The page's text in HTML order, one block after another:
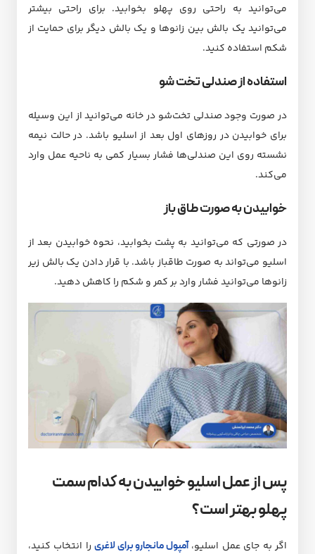
می‌توانید به راحتی روی پهلو بخوابید. برای راحتی بیشتر
می‌توانید یک بالش بین زانوها و یک بالش دیگر برای حمایت از
شکم استفاده کنید.
استفاده از صندلی تخت شو
در صورت وجود صندلی تخت‌شو در خانه می‌توانید از این وسیله
برای خوابیدن در روزهای اول بعد از اسلیو باشد. در حالت نیمه
نشسته روی این صندلی‌ها فشار بسیار کمی به ناحیه عمل وارد
می‌کند.
خوابیدن به صورت طاق باز
در صورتی که می‌توانید به پشت بخوابید، نحوه خوابیدن بعد از
اسلیو می‌تواند به صورت طاقباز باشد. با قرار دادن یک بالش زیر
زانوها می‌توانید فشار وارد بر کمر و شکم را کاهش دهید.
پس از عمل اسلیو خوابیدن به کدام سمت
پهلو بهتر است؟
اگر به جای عمل اسلیو،آمپول مانجارو برای لاغریرا انتخاب کنید،‌